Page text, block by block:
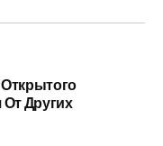
От Других